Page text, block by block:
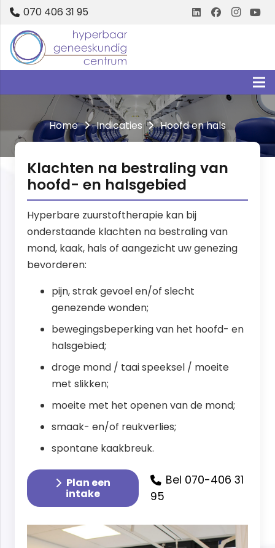
070 406 31 95
Home Indicaties Hoofd en hals
Klachten na bestraling van
hoofd- en halsgebied
Hyperbare zuurstoftherapie kan bij
onderstaande klachten na bestraling van
mond, kaak, hals of aangezicht uw genezing
bevorderen:
pijn, strak gevoel en/of slecht
genezende wonden;
bewegingsbeperking van het hoofd- en
halsgebied;
droge mond / taai speeksel / moeite
met slikken;
moeite met het openen van de mond;
smaak- en/of reukverlies;
spontane kaakbreuk.
Plan een
intake
Bel 070-406 31
95